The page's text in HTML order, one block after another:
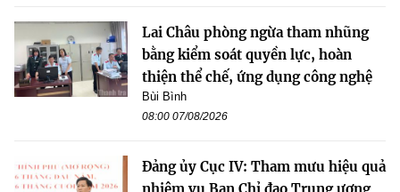
Lai Châu phòng ngừa tham nhũng
bằng kiểm soát quyền lực, hoàn
thiện thể chế, ứng dụng công nghệ
Bùi Bình
08:00 07/08/2026
Đảng ủy Cục IV: Tham mưu hiệu quả